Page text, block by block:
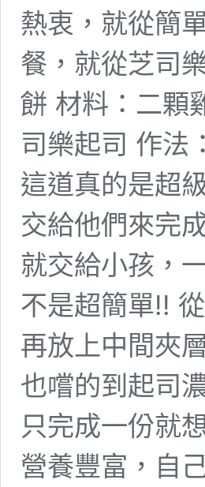
熱衷，就從簡
餐，就從芝司
餅 材料：二顆
司樂起司 作法
這道真的是超
交給他們來完
就交給小孩，
不是超簡單!!
再放上中間夾
也嚐的到起司
只完成一份就
營養豐富，自